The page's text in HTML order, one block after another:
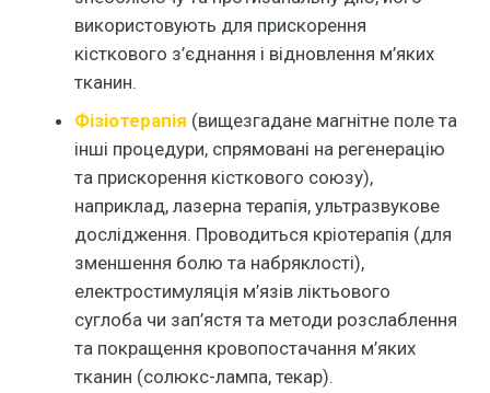
використовують для прискорення
кісткового з’єднання і відновлення м’яких
тканин.
Фізіотерапія (вищезгадане магнітне поле та
інші процедури, спрямовані на регенерацію
та прискорення кісткового союзу),
наприклад, лазерна терапія, ультразвукове
дослідження. Проводиться кріотерапія (для
зменшення болю та набряклості),
електростимуляція м’язів ліктьового
суглоба чи зап’ястя та методи розслаблення
та покращення кровопостачання м’яких
тканин (солюкс-лампа, текар).